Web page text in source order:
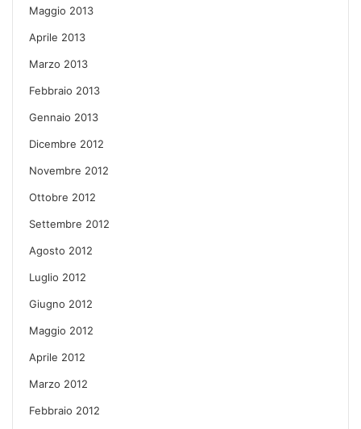
Maggio 2013
Aprile 2013
Marzo 2013
Febbraio 2013
Gennaio 2013
Dicembre 2012
Novembre 2012
Ottobre 2012
Settembre 2012
Agosto 2012
Luglio 2012
Giugno 2012
Maggio 2012
Aprile 2012
Marzo 2012
Febbraio 2012